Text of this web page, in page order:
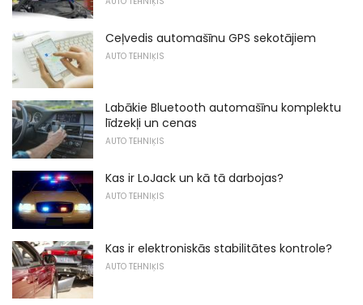
Ceļvedis automašīnu GPS sekotājiem
AUTO TEHNIĶIS
Labākie Bluetooth automašīnu komplektu
līdzekļi un cenas
AUTO TEHNIĶIS
Kas ir LoJack un kā tā darbojas?
AUTO TEHNIĶIS
Kas ir elektroniskās stabilitātes kontrole?
AUTO TEHNIĶIS